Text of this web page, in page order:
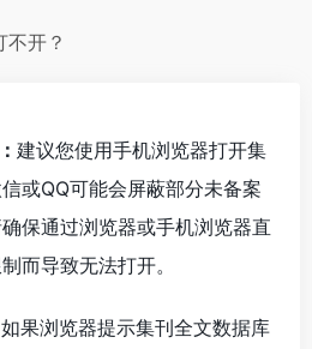
开？
建议您使用手机浏览器打开集
或QQ可能会屏蔽部分未备案
保通过浏览器或手机浏览器直
而导致无法打开。
如果浏览器提示集刊全文数据库